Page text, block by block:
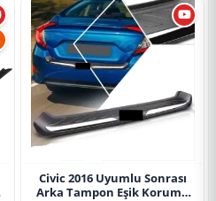
Civic 2016 Uyumlu Sonrası
Arka Tampon Eşik Koruma